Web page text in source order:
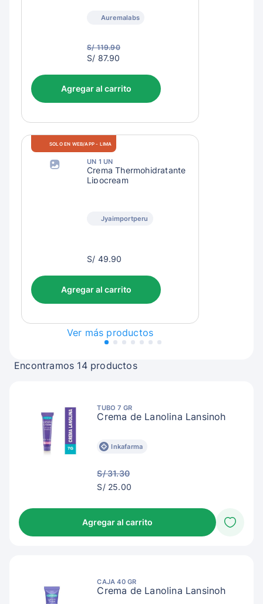
Auremalabs
S/ 119.90
S/
S/ 87.90
Agregar al carrito
SOLO EN WEB/APP - LIMA
UN 1 UN
Crema Thermohidratante
Lipocream
Jyaimportperu
S/
S/ 49.90
Agregar al carrito
Ver más productos
Encontramos 14 productos
TUBO 7 GR
Crema de Lanolina Lansinoh
Inkafarma
S/ 31.30
S/
S/ 25.00
Agregar al carrito
CAJA 40 GR
Crema de Lanolina Lansinoh